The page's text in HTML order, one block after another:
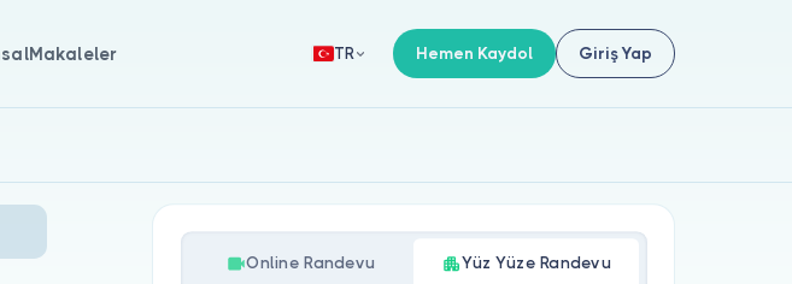
Makaleler TR Hemen Kaydol Giriş Yap
Online Randevu Yüz Yüze Randevu